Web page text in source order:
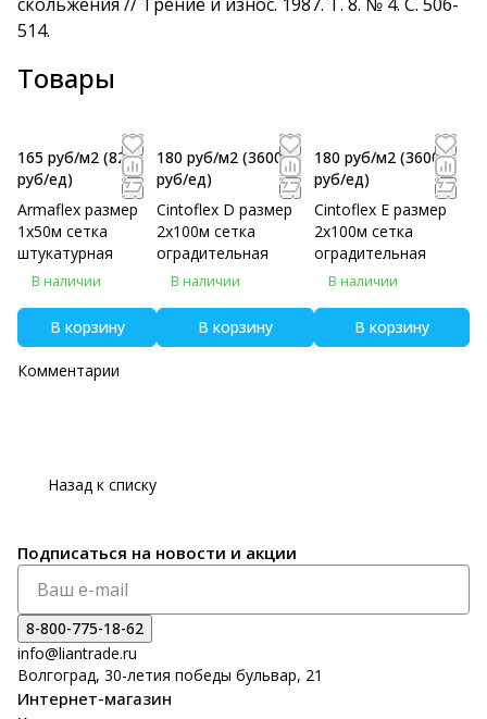
514.
Товары
165 руб/м2 (8250
руб/eд)
Armaflex размер
1х50м сетка
штукатурная
В наличии
В корзину
180 руб/м2 (36000
руб/eд)
Cintoflex D размер
2х100м сетка
оградительная
В наличии
В корзину
180 руб/м2 (36000
руб/eд)
Cintoflex E размер
2х100м сетка
оградительная
В наличии
В корзину
Комментарии
Назад к списку
Подписаться на новости и акции
8-800-775-18-62
info@liantrade.ru
Волгоград, 30-летия победы бульвар, 21
Интернет-магазин